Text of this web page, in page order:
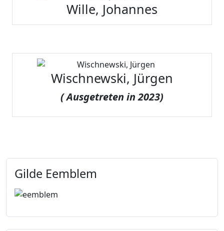
Wille, Johannes
Wischnewski, Jürgen
( Ausgetreten in 2023)
Gilde Eemblem